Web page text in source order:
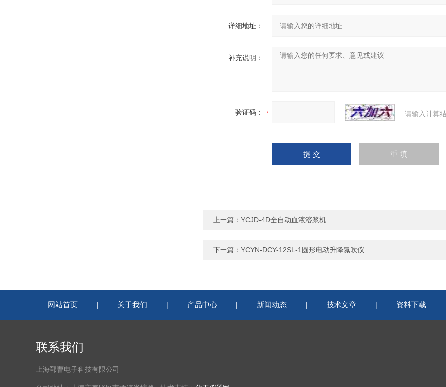
详细地址：
补充说明：
验证码： 请输入计算
上一篇： YCJD-4D全自动血液溶浆机
下一篇： YCYN-DCY-12SL-1圆形电动升降氮吹仪
网站首页 | 关于我们 | 产品中心 | 新闻动态 | 技术文章 | 资料下载
联系我们
上海郓曹电子科技有限公司